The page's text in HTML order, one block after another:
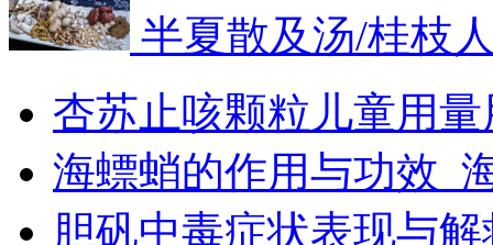
半夏散及汤/桂枝
杏苏止咳颗粒儿童用量
海螵蛸的作用与功效_
胆矾中毒症状表现与解